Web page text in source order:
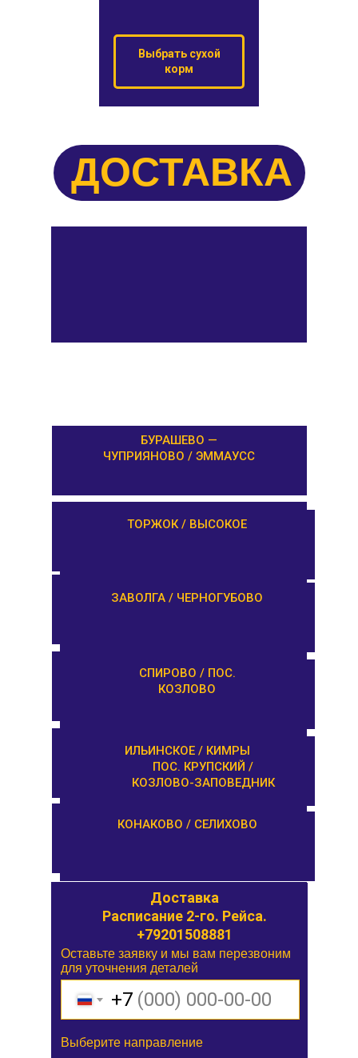
Выбрать сухой
корм
ДОСТАВКА
Оставьте заявку и мы вам перезвоним
для уточнения деталей
+7
Выберите направление
ЛИХОСЛАВЛЬ /
КАЛАШНИКОВО
ЕМЕЛЬЯНОВО / СТАРИЦА
ТУРГИНОВО /
ЗАПОВЕДНИК
КАШИН / КАЛЯЗИН
ОРША / КУШАЛИНО
Доставка
Расписание 1-го. Рейса.
БУРАШЕВО —
ЧУПРИЯНОВО / ЭММАУСС
ТОРЖОК / ВЫСОКОЕ
ЗАВОЛГА / ЧЕРНОГУБОВО
СПИРОВО / ПОС.
КОЗЛОВО
ИЛЬИНСКОЕ / КИМРЫ
КОНАКОВО / СЕЛИХОВО
Оставьте заявку и мы вам перезвоним
для уточнения деталей
+7
Выберите направление
Доставка
Расписание 2-го. Рейса.
+79201508881
ПОС. КРУПСКИЙ /
КОЗЛОВО-ЗАПОВЕДНИК